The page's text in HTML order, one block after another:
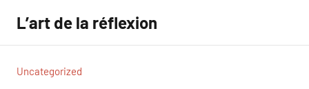
contenu
L’art de la réflexion
Uncategorized